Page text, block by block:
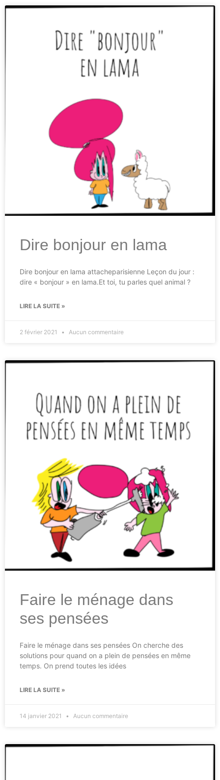
Dire bonjour en lama
Dire bonjour en lama attacheparisienne Leçon du jour :
dire « bonjour » en lama.Et toi, tu parles quel animal ?
LIRE LA SUITE »
2 février 2021 Aucun commentaire
Faire le ménage dans
ses pensées
Faire le ménage dans ses pensées On cherche des
solutions pour quand on a plein de pensées en même
temps. On prend toutes les idées
LIRE LA SUITE »
14 janvier 2021 Aucun commentaire